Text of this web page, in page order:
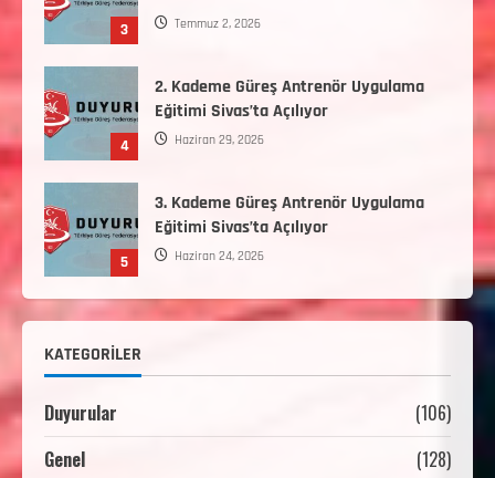
4 Haziran 29, 2026
5
3. Kademe Güreş Antrenör Uygulama
Eğitimi Sivas’ta Açılıyor
Haziran 24, 2026
1
Minikler Gelişim Kampı Hakkında
2
3. KADEME GÜREŞ ANTRENÖRLÜĞÜ
KATEGORILER
Duyurular
(106)
Genel
(128)